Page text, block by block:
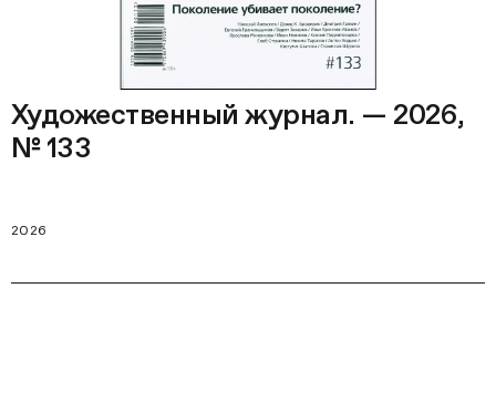
Художественный журнал. — 2026,
№ 133
2026